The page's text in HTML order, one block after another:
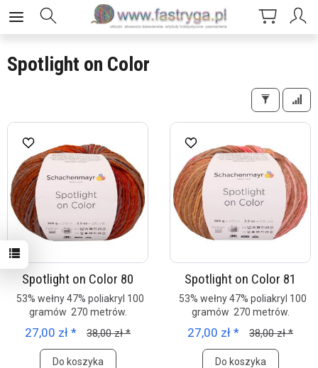
Spotlight on Color
Spotlight on Color 80
53% wełny 47% poliakryl 100
gramów 270 metrów.
27,00 zł * 38,00 zł *
Do koszyka
Spotlight on Color 81
53% wełny 47% poliakryl 100
gramów 270 metrów.
27,00 zł * 38,00 zł *
Do koszyka